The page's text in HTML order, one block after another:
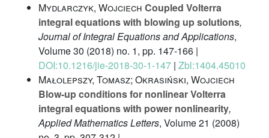
Mydlarczyk, Wojciech Coupled Volterra
integral equations with blowing up solutions,
Journal of Integral Equations and Applications,
Volume 30 (2018) no. 1, pp. 147-166 |
DOI:10.1216/jie-2018-30-1-147 | Zbl:1404.45010
Małolepszy, Tomasz; Okrasiński, Wojciech
Blow-up conditions for nonlinear Volterra
integral equations with power nonlinearity,
Applied Mathematics Letters, Volume 21 (2008)